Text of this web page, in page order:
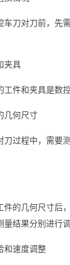
车刀对刀前，先
夹具
工件和夹具是数
几何尺寸
刀过程中，需要
件的几何尺寸后
结果分别进行调
和速度调整